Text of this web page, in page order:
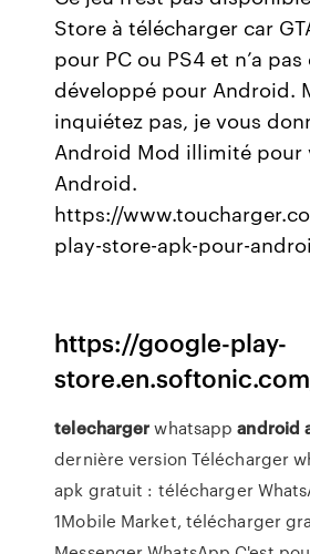
Store à télécharger car
pour PC ou PS4 et n’a pas
développé pour Android.
inquiétez pas, je vous
Android Mod illimité pour
Android.
https://
play-store-apk-pour-
https://google-play-
telechargerwhatsappandroid
dernière version Télécharger
apk gratuit : télécharger
1Mobile Market, télécharger